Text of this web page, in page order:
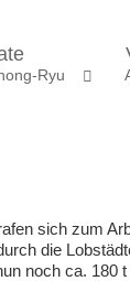
Ryu
sich zum
die
noch ca. 180